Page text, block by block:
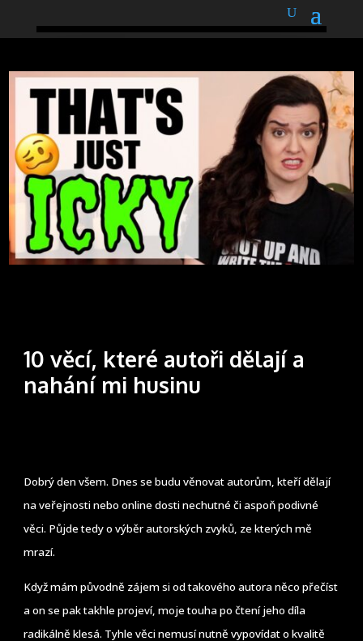
10 věcí, které autoři dělají a
nahání mi husinu
Dobrý den všem. Dnes se budu věnovat autorům, kteří dělají
na veřejnosti nebo online dosti nechutné či aspoň podivné
věci. Půjde tedy o výběr autorských zvyků, ze kterých mě
mrazí.
Když mám původně zájem si od takového autora něco přečíst
a on se pak takhle projeví, moje touha po čtení jeho díla
radikálně klesá. Tyhle věci nemusí nutně vypovídat o kvalitě